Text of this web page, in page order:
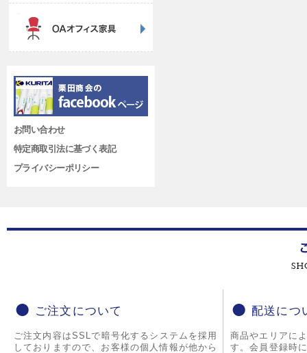
お問い合わせ
特定商取引法に基づく表記
プライバシーポリシー
ご注文について
ご注文内容はSSLで暗号化するシステムを採用
しておりますので、お客様の個人情報が他から
配送につ
商品やエリアに
す。会員登録時